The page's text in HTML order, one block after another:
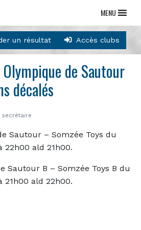
un résultat Accès clubs
MENU
de Sautour
décalés
secrétaire
Sautour – Somzée Toys du
22h00 ald 21h00.
Sautour B – Somzée Toys B du
21h00 ald 22h00.